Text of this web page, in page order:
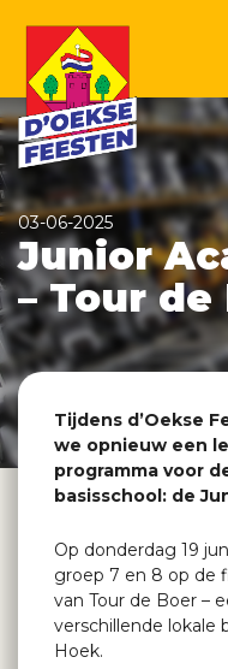
03-06-2025
Junior
– Tour de
Tijdens d’Oekse
we opnieuw een
programma voor
basisschool: de
Op donderdag 19
groep 7 en 8 op de
van Tour de Boer –
verschillende lokale
Hoek.